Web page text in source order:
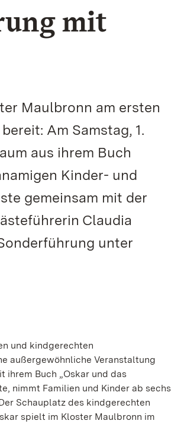
mit
Maulbronn am ersten
Am Samstag, 1.
aus ihrem Buch
Kinder- und
gemeinsam mit der
Claudia
unter
und kindgerechten
außergewöhnliche Veranstaltung
ihrem Buch „Oskar und das
nimmt Familien und Kinder ab sechs
Schauplatz des kindgerechten
spielt im Kloster Maulbronn im